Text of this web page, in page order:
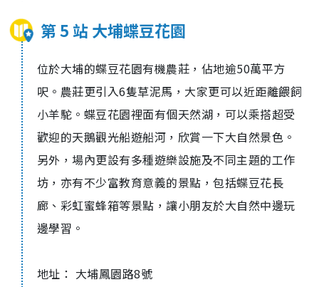
第 5 站 大埔蝶豆花園
位於大埔的蝶豆花園有機農莊，佔地逾50萬平方
呎。農莊更引入6隻草泥馬，大家更可以近距離餵飼
小羊駝。蝶豆花園裡面有個天然湖，可以乘搭超受
歡迎的天鵝觀光船遊船河，欣賞一下大自然景色。
另外，場內更設有多種遊樂設施及不同主題的工作
坊，亦有不少富教育意義的景點，包括蝶豆花長
廊、彩虹蜜蜂箱等景點，讓小朋友於大自然中邊玩
邊學習。
地址： 大埔鳳園路8號